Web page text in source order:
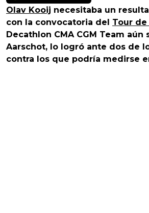
Olav Kooij necesitaba un
con la convocatoria del Tour de
Decathlon CMA CGM Team aún
Aarschot, lo logró ante dos de
contra los que podría medirse